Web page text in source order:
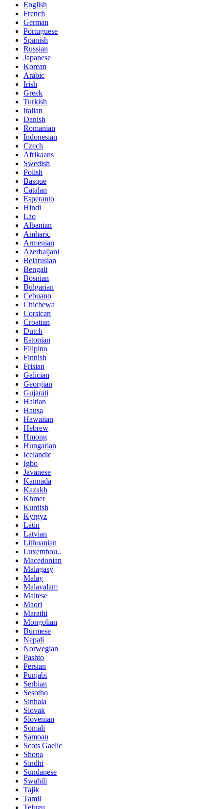
English
French
German
Portuguese
Spanish
Russian
Japanese
Korean
Arabic
Irish
Greek
Turkish
Italian
Danish
Romanian
Indonesian
Czech
Afrikaans
Swedish
Polish
Basque
Catalan
Esperanto
Hindi
Lao
Albanian
Amharic
Armenian
Azerbaijani
Belarusian
Bengali
Bosnian
Bulgarian
Cebuano
Chichewa
Corsican
Croatian
Dutch
Estonian
Filipino
Finnish
Frisian
Galician
Georgian
Gujarati
Haitian
Hausa
Hawaiian
Hebrew
Hmong
Hungarian
Icelandic
Igbo
Javanese
Kannada
Kazakh
Khmer
Kurdish
Kyrgyz
Latin
Latvian
Lithuanian
Luxembou..
Macedonian
Malagasy
Malay
Malayalam
Maltese
Maori
Marathi
Mongolian
Burmese
Nepali
Norwegian
Pashto
Persian
Punjabi
Serbian
Sesotho
Sinhala
Slovak
Slovenian
Somali
Samoan
Scots Gaelic
Shona
Sindhi
Sundanese
Swahili
Tajik
Tamil